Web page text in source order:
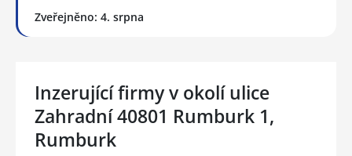
Zveřejněno: 4. srpna
Inzerující firmy v okolí ulice
Zahradní 40801 Rumburk 1,
Rumburk